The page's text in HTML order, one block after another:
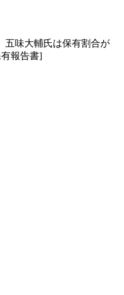
五味大輔氏は保有割合が
報告書]